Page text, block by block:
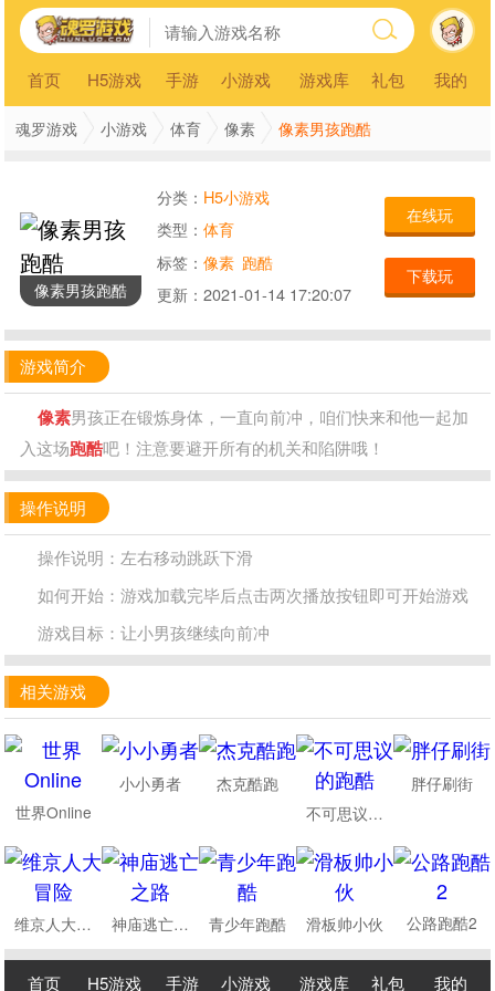
首页 H5游戏 手游 小游戏 游戏库 礼包 我的
魂罗游戏 小游戏 体育 像素 像素男孩跑酷
像素男孩跑酷
分类： H5小游戏
类型： 体育
标签： 像素 跑酷
更新： 2021-01-14 17:20:07
在线玩
下载玩
游戏简介
像素男孩正在锻炼身体，一直向前冲，咱们快来和他一起加
入这场跑酷吧！注意要避开所有的机关和陷阱哦！
操作说明
操作说明：左右移动跳跃下滑
如何开始：游戏加载完毕后点击两次播放按钮即可开始游戏
游戏目标：让小男孩继续向前冲
相关游戏
世界Online
小小勇者
杰克酷跑
不可思议的跑酷
胖仔刷街
维京人大冒险 神庙逃亡之路 青少年跑酷 滑板帅小伙 公路跑酷2
首页 H5游戏 手游 小游戏 游戏库 礼包 我的